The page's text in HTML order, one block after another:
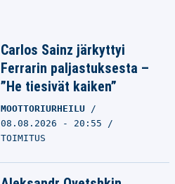
Carlos Sainz järkyttyi
Ferrarin paljastuksesta –
”He tiesivät kaiken”
MOOTTORIURHEILU
08.08.2026 - 20:55
TOIMITUS